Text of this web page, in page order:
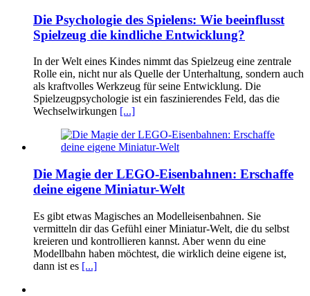
Die Psychologie des Spielens: Wie beeinflusst
Spielzeug die kindliche Entwicklung?
In der Welt eines Kindes nimmt das Spielzeug eine zentrale
Rolle ein, nicht nur als Quelle der Unterhaltung, sondern auch
als kraftvolles Werkzeug für seine Entwicklung. Die
Spielzeugpsychologie ist ein faszinierendes Feld, das die
Wechselwirkungen [...]
Die Magie der LEGO-Eisenbahnen: Erschaffe
deine eigene Miniatur-Welt
Es gibt etwas Magisches an Modelleisenbahnen. Sie
vermitteln dir das Gefühl einer Miniatur-Welt, die du selbst
kreieren und kontrollieren kannst. Aber wenn du eine
Modellbahn haben möchtest, die wirklich deine eigene ist,
dann ist es [...]